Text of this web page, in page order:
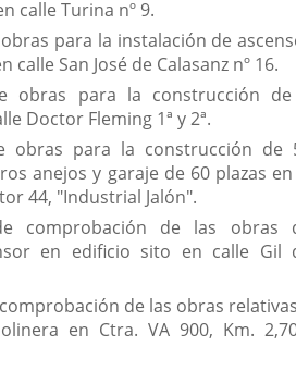
calle Turina nº 9.
para la instalación de
calle San José de Calasanz nº 16.
obras para la construcción
Doctor Fleming 1ª y 2ª.
obras para la construcción de
anejos y garaje de 60 plazas
44, "Industrial Jalón".
comprobación de las obras
en edificio sito en calle Gil
de las obras
en Ctra. VA 900, Km.